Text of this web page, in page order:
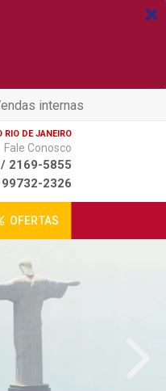
internas
DE JANEIRO
Fale Conosco
2169-5855
2326
OFERTAS